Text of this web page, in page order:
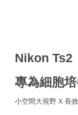
Nikon Ts2
專為細胞
小空間大視野 X 長